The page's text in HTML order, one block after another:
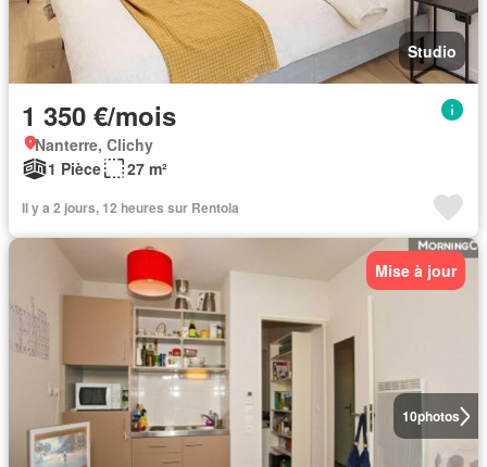
Studio
1 350 €/mois
Nanterre, Clichy
1 Pièce
27 m²
Il y a 2 jours, 12 heures sur Rentola
10photos
Mise à jour